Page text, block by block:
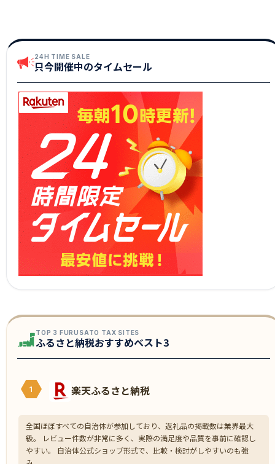
24H TIME SALE
只今開催中のタイムセール
TOP 3 FURUSATO TAX SITES
ふるさと納税おすすめベスト3
1 楽天ふるさと納税
全国ほぼすべての自治体が参加しており、返礼品の掲載数は業界最大
級。 レビュー件数が非常に多く、実際の満足度や品質を事前に確認し
やすい。 自治体公式ショップ形式で、比較・検討がしやすいのも強